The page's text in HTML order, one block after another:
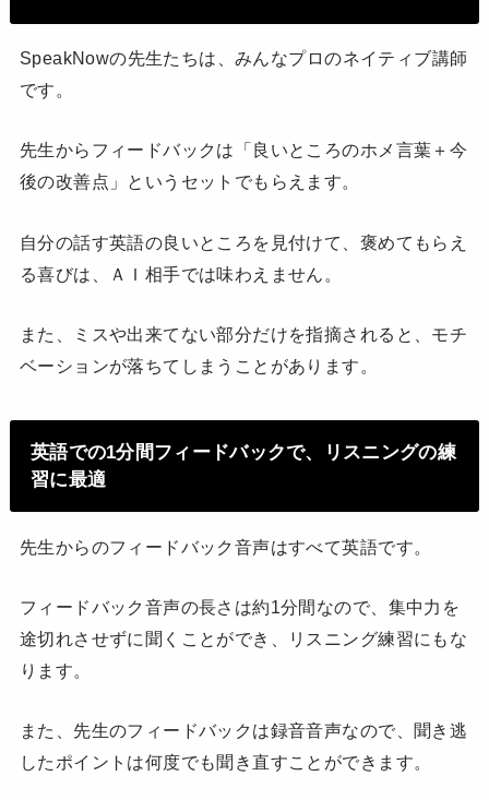
SpeakNowの先生たちは、みんなプロのネイティブ講師
です。
先生からフィードバックは「良いところのホメ言葉＋今
後の改善点」というセットでもらえます。
自分の話す英語の良いところを見付けて、褒めてもらえ
る喜びは、ＡＩ相手では味わえません。
また、ミスや出来てない部分だけを指摘されると、モチ
ベーションが落ちてしまうことがあります。
英語での1分間フィードバックで、リスニングの練
習に最適
先生からのフィードバック音声はすべて英語です。
フィードバック音声の長さは約1分間なので、集中力を
途切れさせずに聞くことができ、リスニング練習にもな
ります。
また、先生のフィードバックは録音音声なので、聞き逃
したポイントは何度でも聞き直すことができます。